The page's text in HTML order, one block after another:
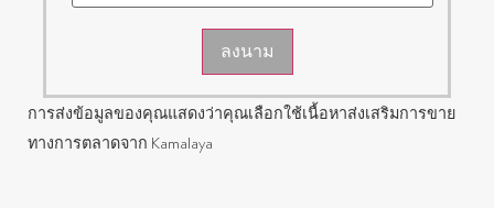
ลงนาม
การส่งข้อมูลของคุณแสดงว่าคุณเลือกใช้เนื้อหาส่งเสริมการขาย
ทางการตลาดจาก Kamalaya